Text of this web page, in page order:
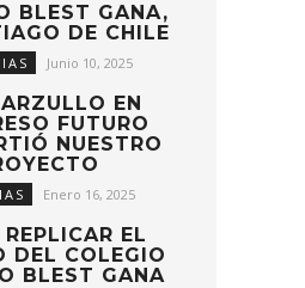
BLEST GANA,
DE CHILE
Junio 10, 2025
EN
FUTURO
NUESTRO
Enero 16, 2025
EL
DEL COLEGIO
BLEST GANA